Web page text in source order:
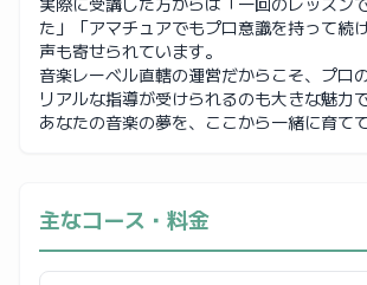
た」「アマチュアでもプロ意識を持って続
声も寄せられています。
音楽レーベル直轄の運営だからこそ、プロ
リアルな指導が受けられるのも大きな魅力で
あなたの音楽の夢を、ここから一緒に育て
主なコース・料金